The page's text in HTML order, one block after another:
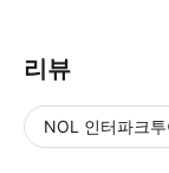
리뷰
NOL 인터파크투